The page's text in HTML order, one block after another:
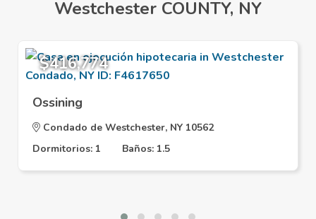
Westchester COUNTY, NY
$416,774
Ossining
Condado de Westchester, NY 10562
Dormitorios: 1
Baños: 1.5